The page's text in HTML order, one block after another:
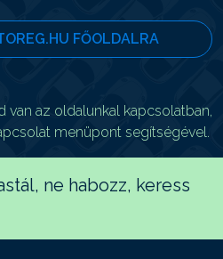
FŐOLDALRA
az oldalunkal kapcsolatban,
menüpont segítségével.
ne habozz, keress